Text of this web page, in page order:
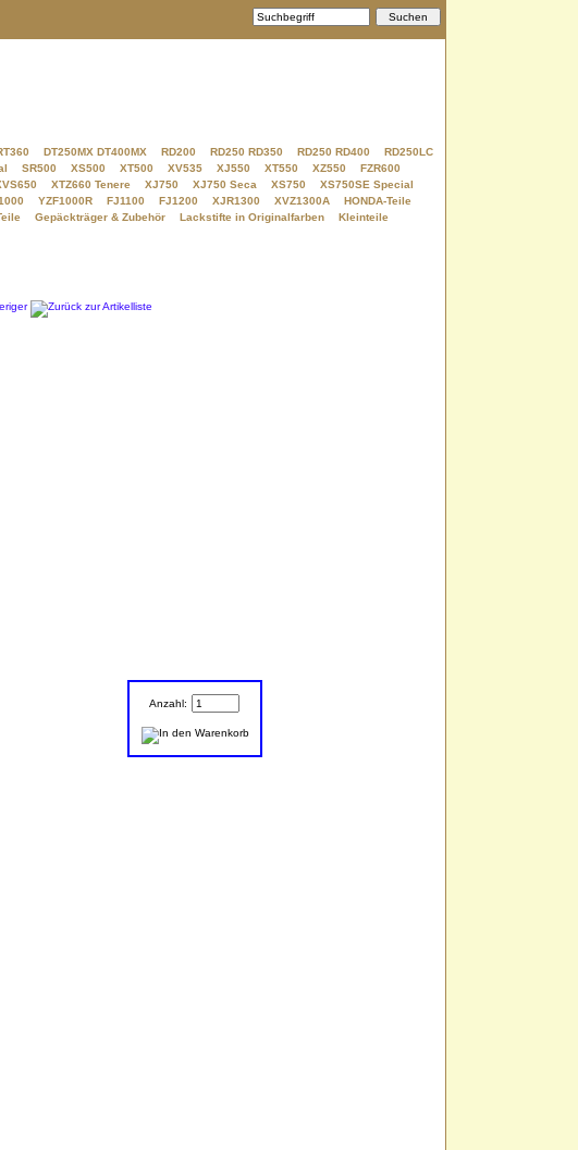
DT250MX DT400MX RD200 RD250 RD350 RD250 RD400
RD250LC
SR500 XS500 XT500 XV535 XJ550 XT550 XZ550
FZR600
XTZ660 Tenere XJ750 XJ750 Seca XS750
XS750SE Special
YZF1000R FJ1100 FJ1200 XJR1300 XVZ1300A
HONDA-Teile
Gepäckträger & Zubehör Lackstifte in Originalfarben Kleinteile
Anzahl: